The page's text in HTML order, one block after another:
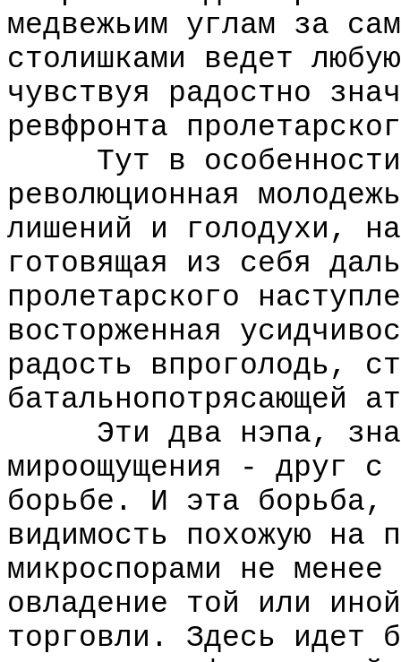
медвежьим углам за
столишками ведет
чувствуя радостно
ревфронта
Тут в особенности
революционная
лишений и голодухи,
готовящая из себя
пролетарского
восторженная
радость впроголодь,
батальнопотрясающей
Эти два нэпа,
мироощущения - друг с
борьбе. И эта борьба,
видимость похожую на
микроспорами не
овладение той или
торговли. Здесь идет